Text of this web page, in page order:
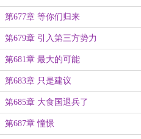
第677章 等你们归来
第679章 引入第三方势力
第681章 最大的可能
第683章 只是建议
第685章 大食国退兵了
第687章 憧憬